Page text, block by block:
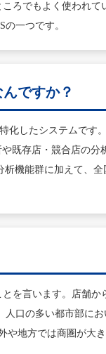
ろでもよく使われ
一つです。
ですか？
化したシステムです
既存店・競合店の
析機能群に加えて、
を言います。店舗
口の多い都市部に
地方では商圏が大